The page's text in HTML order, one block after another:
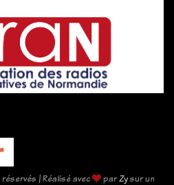
| Réalisé avec parZysur un